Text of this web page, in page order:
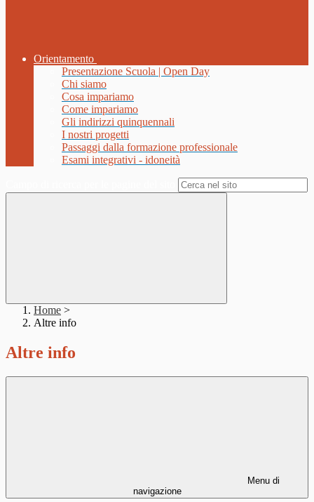
Orientamento
Presentazione Scuola | Open Day
Chi siamo
Cosa impariamo
Come impariamo
Gli indirizzi quinquennali
I nostri progetti
Passaggi dalla formazione professionale
Esami integrativi - idoneità
Home >
Altre info
Altre info
Menu di
navigazione